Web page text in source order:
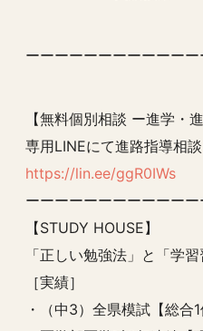
ーーーーーーーーーーー
【無料個別相談 ー進学・進
専用LINEにて進路指導相
https://lin.ee/ggR0IWs
ーーーーーーーーーーー
【STUDY HOUSE】
「正しい勉強法」と「学
［実績］
・（中3）全県模試【総合